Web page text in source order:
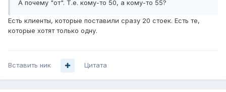
А почему "от". Т.е. кому-то 50, а кому-то 55?
Есть клиенты, которые поставили сразу 20 стоек. Есть те,
которые хотят только одну.
Вставить ник Цитата